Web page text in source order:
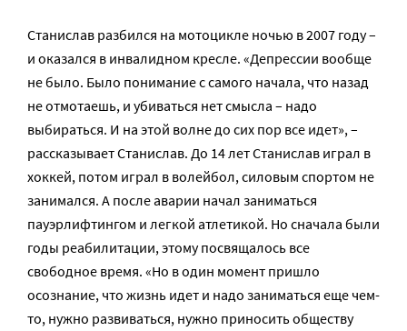
Станислав разбился на мотоцикле ночью в 2007 году –
и оказался в инвалидном кресле. «Депрессии вообще
не было. Было понимание с самого начала, что назад
не отмотаешь, и убиваться нет смысла – надо
выбираться. И на этой волне до сих пор все идет», –
рассказывает Станислав. До 14 лет Станислав играл в
хоккей, потом играл в волейбол, силовым спортом не
занимался. А после аварии начал заниматься
пауэрлифтингом и легкой атлетикой. Но сначала были
годы реабилитации, этому посвящалось все
свободное время. «Но в один момент пришло
осознание, что жизнь идет и надо заниматься еще чем-
то, нужно развиваться, нужно приносить обществу